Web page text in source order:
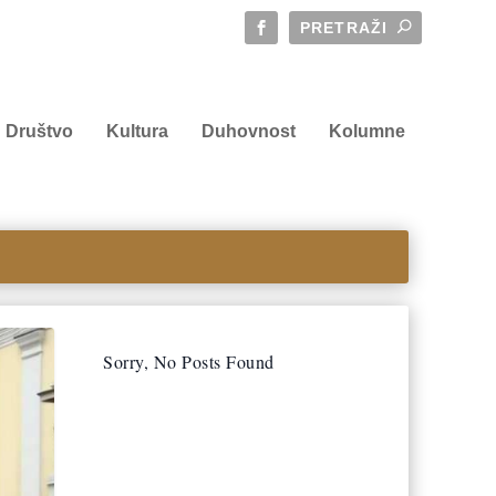
Društvo Kultura Duhovnost Kolumne
Sorry, No Posts Found